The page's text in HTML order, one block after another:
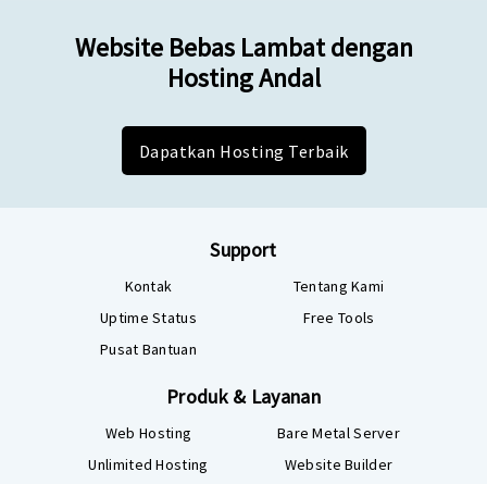
Website Bebas Lambat dengan
Hosting Andal
Dapatkan Hosting Terbaik
Support
Kontak
Uptime Status
Pusat Bantuan
Tentang Kami
Free Tools
Produk & Layanan
Web Hosting
Unlimited Hosting
Bare Metal Server
Website Builder